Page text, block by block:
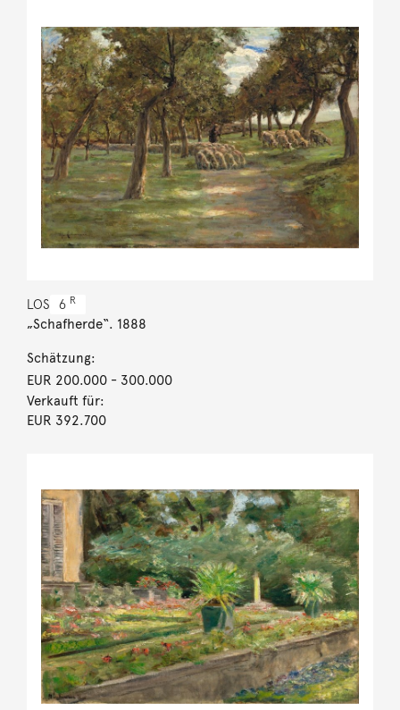
LOS 6 R
„Schafherde“. 1888
Schätzung:
EUR 200.000- 300.000
Verkauft für:
EUR 392.700